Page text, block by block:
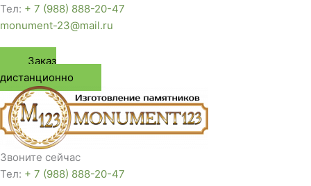
Тел: + 7 (988) 888-20-47
monument-23@mail.ru
Заказ
дистанционно
Звоните сейчас
Тел: + 7 (988) 888-20-47